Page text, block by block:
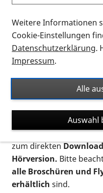
können? Schauen Sie
Thema Infomaterial auf
für blinde und
Auf dieser Seite finden
Ort. Nutzen Sie den
nach Flyern und
suchen. Die meisten
verschiedenen
postalischen
zum direkten
Hörversion. Bitte
alle Broschüren und
erhältlich sind.
Weitere Informationen
Cookie-Einstellungen
Datenschutzerklärung.
Impressum.
Alle
Auswahl